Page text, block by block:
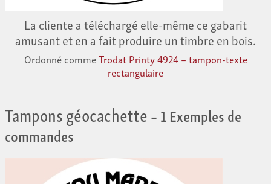
La cliente a téléchargé elle-même ce gabarit
amusant et en a fait produire un timbre en bois.
Ordonné commeTrodat Printy 4924 – tampon-texte
rectangulaire
Tampons géocachette– 1 Exemples de
commandes